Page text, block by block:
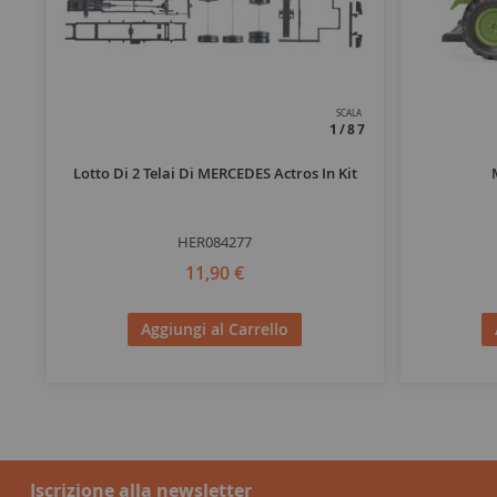
SCALA
1/87
Lotto Di 2 Telai Di MERCEDES Actros In Kit
HER084277
11,90 €
Aggiungi al Carrello
Iscrizione alla newsletter